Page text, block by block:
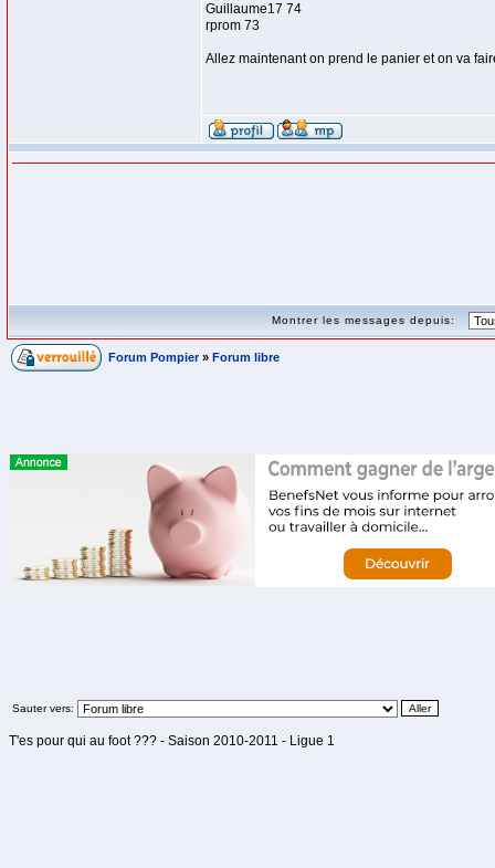
Guillaume17 74
rprom 73
Allez maintenant on prend le panier et on va
Montrer les messages depuis:
Forum Pompier » Forum libre
Sauter vers:
T'es pour qui au foot ??? - Saison 2010-2011 - Ligue 1